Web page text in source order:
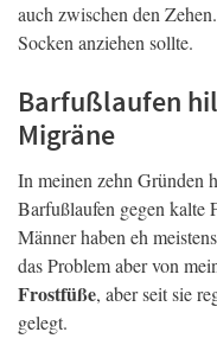
auch zwischen den
Socken anziehen sollte.
Barfußlaufen
Migräne
In meinen zehn Gründen
Barfußlaufen gegen kalte
Männer haben eh
das Problem aber von
Frostfüße, aber seit sie
gelegt.